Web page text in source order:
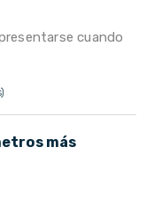
cuando
más